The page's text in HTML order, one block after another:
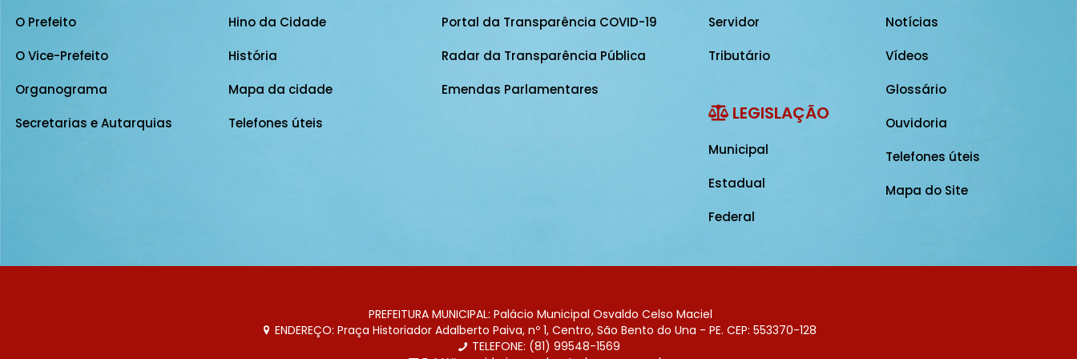
O Prefeito
O Vice-Prefeito
Organograma
Secretarias e Autarquias
Hino da Cidade
História
Mapa da cidade
Telefones úteis
Portal da Transparência COVID-19
Radar da Transparência Pública
Emendas Parlamentares
Servidor
Tributário
LEGISLAÇÃO
Municipal
Estadual
Federal
Notícias
Vídeos
Glossário
Ouvidoria
Telefones úteis
Mapa do Site
PREFEITURA MUNICIPAL: Palácio Municipal Osvaldo Celso Maciel
ENDEREÇO: Praça Historiador Adalberto Paiva, nº 1, Centro, São Bento do Una - PE. CEP: 553370-128
TELEFONE: (81) 99548-1569